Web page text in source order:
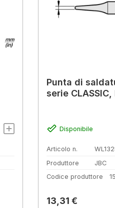
Punta di
serie CLASSIC,
Disponibile
Articolo n.
Produttore
JBC
Codice produttore
Prezzo normale:
13,31 €